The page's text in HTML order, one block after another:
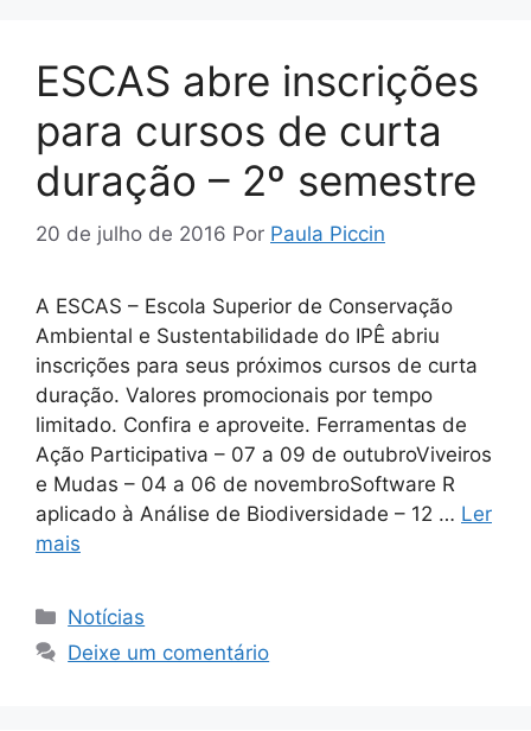
ESCAS abre inscrições
para cursos de curta
duração – 2º semestre
20 de julho de 2016 Por Paula Piccin
A ESCAS – Escola Superior de Conservação
Ambiental e Sustentabilidade do IPÊ abriu
inscrições para seus próximos cursos de curta
duração. Valores promocionais por tempo
limitado. Confira e aproveite. Ferramentas de
Ação Participativa – 07 a 09 de outubroViveiros
e Mudas – 04 a 06 de novembroSoftware R
aplicado à Análise de Biodiversidade – 12 … Ler
mais
Notícias
Deixe um comentário